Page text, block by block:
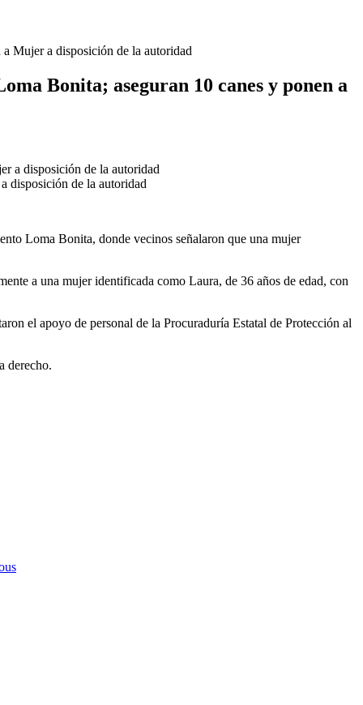
Mujer a disposición de la autoridad
Bonita; aseguran 10 canes y ponen a
disposición de la autoridad
Loma Bonita, donde vecinos señalaron que una mujer
a una mujer identificada como Laura, de 36 años de edad, con
el apoyo de personal de la Procuraduría Estatal de Protección al
derecho.